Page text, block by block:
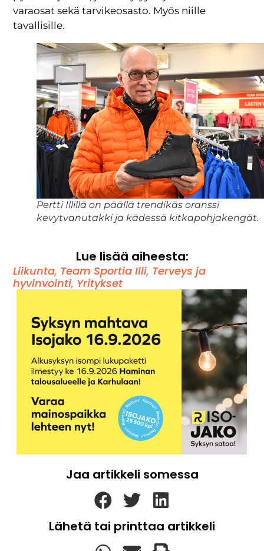
varaosat sekä tarvikeosasto. Myös niille
tavallisille.
Pertti Illillä on päällä trendikäs oranssi
kevytvanutakki ja kädessä kitkapohjakengät.
Lue lisää aiheesta:
Liikunta, Team Sportia Illi, Terveys ja
hyvinvointi, Yritykset
Jaa artikkeli somessa
Lähetä tai printtaa artikkeli